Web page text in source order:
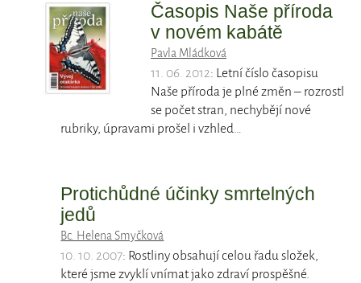
Časopis Naše příroda
v novém kabátě
Pavla Mládková
11. 06. 2012: Letní číslo časopisu
Naše příroda je plné změn – rozrostl
se počet stran, nechybějí nové
rubriky, úpravami prošel i vzhled…
Protichůdné účinky smrtelných
jedů
Bc. Helena Smyčková
10. 10. 2007: Rostliny obsahují celou řadu složek,
které jsme zvyklí vnímat jako zdraví prospěšné.